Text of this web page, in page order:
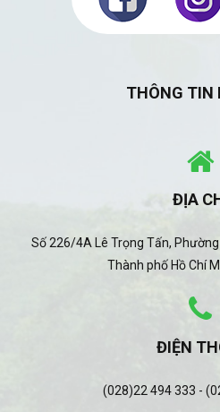
THÔNG TIN
ĐỊA
Số 226/4A Lê Trọng Tấn,
Thành phố Hồ Chí
ĐIỆN
(028)22 494 333 -